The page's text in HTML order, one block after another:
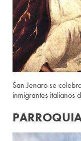
San Jenaro se
inmigrantes italianos